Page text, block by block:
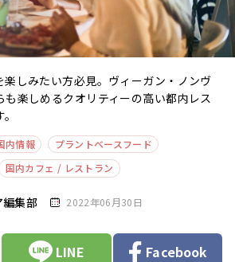
しみたい方必見。ヴィーガン・ノンヴ
も楽しめるクオリティーの高い都内レス
内情報
プラントベースフード
国内カフェ / レストラン
編集部 2022年06月30日
LINE Facebook